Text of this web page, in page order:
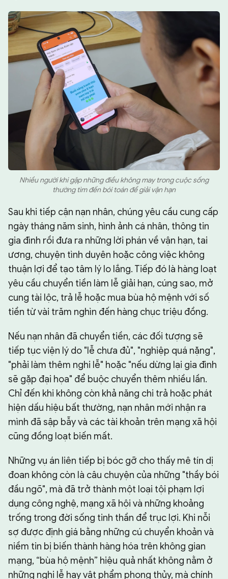
Nhiều người khi gặp những điều không may trong cuộc sống
thường tìm đến bói toán để giải vận hạn
Sau khi tiếp cận nạn nhân, chúng yêu cầu cung cấp
ngày tháng năm sinh, hình ảnh cá nhân, thông tin
gia đình rồi đưa ra những lời phán về vận hạn, tai
ương, chuyện tình duyên hoặc công việc không
thuận lợi để tạo tâm lý lo lắng. Tiếp đó là hàng loạt
yêu cầu chuyển tiền làm lễ giải hạn, cúng sao, mở
cung tài lộc, trả lễ hoặc mua bùa hộ mệnh với số
tiền từ vài trăm nghìn đến hàng chục triệu đồng.
Nếu nạn nhân đã chuyển tiền, các đối tượng sẽ
tiếp tục viện lý do "lễ chưa đủ", "nghiệp quá nặng",
"phải làm thêm nghi lễ" hoặc "nếu dừng lại gia đình
sẽ gặp đại họa" để buộc chuyển thêm nhiều lần.
Chỉ đến khi không còn khả năng chi trả hoặc phát
hiện dấu hiệu bất thường, nạn nhân mới nhận ra
mình đã sập bẫy và các tài khoản trên mạng xã hội
cũng đồng loạt biến mất.
Những vụ án liên tiếp bị bóc gỡ cho thấy mê tín dị
đoan không còn là câu chuyện của những "thầy bói
đầu ngõ", mà đã trở thành một loại tội phạm lợi
dụng công nghệ, mạng xã hội và những khoảng
trống trong đời sống tinh thần để trục lợi. Khi nỗi
sợ được định giá bằng những cú chuyển khoản và
niềm tin bị biến thành hàng hóa trên không gian
mạng, “bùa hộ mệnh” hiệu quả nhất không nằm ở
những nghi lễ hay vật phẩm phong thủy, mà chính